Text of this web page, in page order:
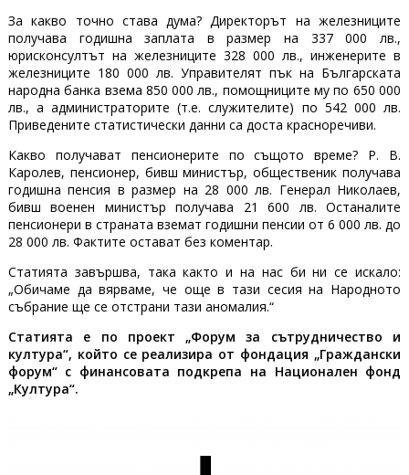
За какво точно става дума? Директорът на железниците
получава годишна заплата в размер на 337 000 лв.,
юрисконсултът на железниците 328 000 лв., инженерите в
железниците 180 000 лв. Управителят пък на Българската
народна банка взема 850 000 лв., помощниците му по 650 000
лв., а администраторите (т.е. служителите) по 542 000 лв.
Приведените статистически данни са доста красноречиви.
Какво получават пенсионерите по същото време? Р. В.
Каролев, пенсионер, бивш министър, общественик получава
годишна пенсия в размер на 28 000 лв. Генерал Николаев,
бивш военен министър получава 21 600 лв. Останалите
пенсионери в страната вземат годишни пенсии от 6 000 лв. до
28 000 лв. Фактите остават без коментар.
Статията завършва, така както и на нас би ни се искало:
„Обичаме да вярваме, че още в тази сесия на Народното
събрание ще се отстрани тази аномалия.“
Статията е по проект „Форум за сътрудничество и
култура“, който се реализира от фондация „Граждански
форум“ с финансовата подкрепа на Национален фонд
„Култура“.